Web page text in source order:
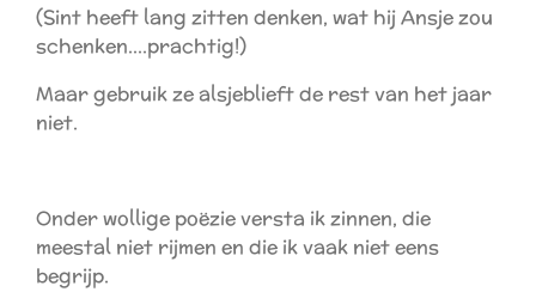
(Sint heeft lang zitten denken, wat hij Ansje zou
schenken....prachtig!)
Maar gebruik ze alsjeblieft de rest van het jaar
niet.
Onder wollige poëzie versta ik zinnen, die
meestal niet rijmen en die ik vaak niet eens
begrijp.